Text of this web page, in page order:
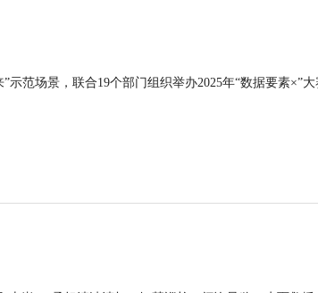
范场景，联合19个部门组织举办2025年“数据要素×”大